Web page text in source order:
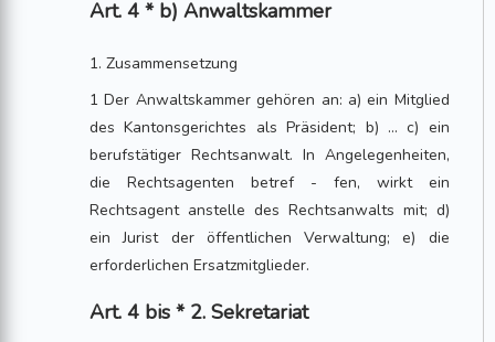
Art. 4 * b) Anwaltskammer
1. Zusammensetzung
1 Der Anwaltskammer gehören an: a) ein Mitglied
des Kantonsgerichtes als Präsident; b) ... c) ein
berufstätiger Rechtsanwalt. In Angelegenheiten,
die Rechtsagenten betref - fen, wirkt ein
Rechtsagent anstelle des Rechtsanwalts mit; d)
ein Jurist der öffentlichen Verwaltung; e) die
erforderlichen Ersatzmitglieder.
Art. 4 bis * 2. Sekretariat